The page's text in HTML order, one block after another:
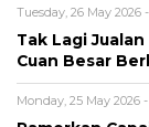
Tuesday, 26 May 2026
Tak Lagi
Cuan Besar
Monday, 25 May 2026